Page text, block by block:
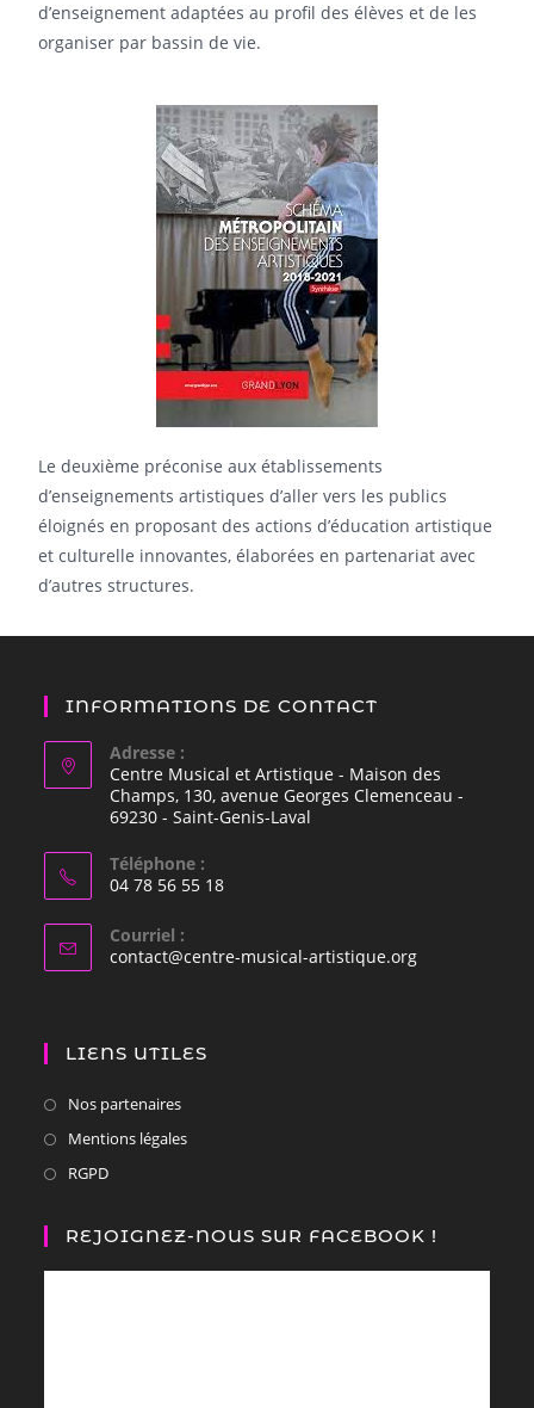
d’enseignement adaptées au profil des élèves et de les
organiser par bassin de vie.
Le deuxième préconise aux établissements
d’enseignements artistiques d’aller vers les publics
éloignés en proposant des actions d’éducation artistique
et culturelle innovantes, élaborées en partenariat avec
d’autres structures.
INFORMATIONS DE CONTACT
Adresse :
Centre Musical et Artistique - Maison des
Champs, 130, avenue Georges Clemenceau -
69230 - Saint-Genis-Laval
Téléphone :
04 78 56 55 18
Courriel :
contact@centre-musical-artistique.org
LIENS UTILES
Nos partenaires
Mentions légales
RGPD
REJOIGNEZ-NOUS SUR FACEBOOK !